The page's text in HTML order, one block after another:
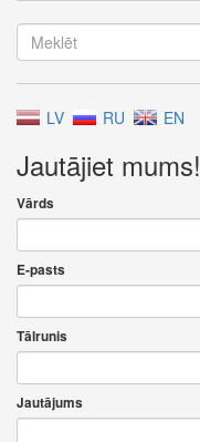
LV RU EN
Jautājiet mums!
Vārds
E-pasts
Tālrunis
Jautājums